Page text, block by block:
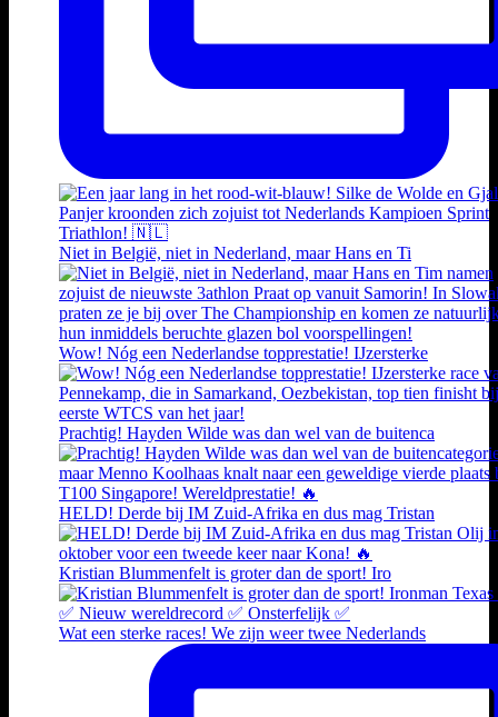
Niet in België, niet in Nederland, maar Hans en Ti
Wow! Nóg een Nederlandse topprestatie! IJzersterke
Prachtig! Hayden Wilde was dan wel van de buitenca
HELD! Derde bij IM Zuid-Afrika en dus mag Tristan
Kristian Blummenfelt is groter dan de sport! Iro
Wat een sterke races! We zijn weer twee Nederlands